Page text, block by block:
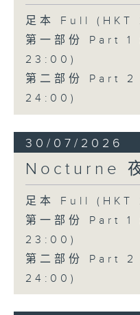
足本 Full
第一部份 Part
23:00)
第二部份 Part
24:00)
30/07/2026
Nocturne
足本 Full
第一部份 Part
23:00)
第二部份 Part
24:00)